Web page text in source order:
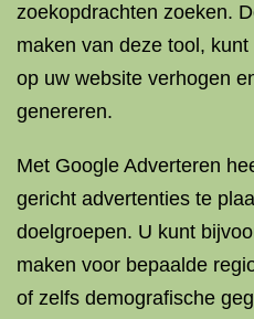
zoekopdrachten zoeken.
maken van deze tool,
op uw website verhogen
genereren.
Met Google Adverteren
gericht advertenties te
doelgroepen. U kunt
maken voor bepaalde
of zelfs demografische